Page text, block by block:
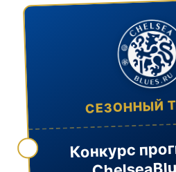
СЕЗОННЫЙ
Конкурс